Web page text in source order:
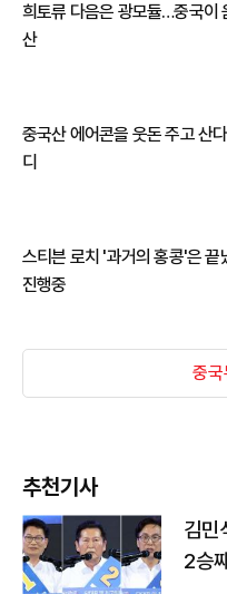
희토류 다음은 광모듈…중국이
산
중국산 에어콘을 웃돈 주고 산
디
스티븐 로치 '과거의 홍콩'은
진행중
중국
추천기사
김민
2승